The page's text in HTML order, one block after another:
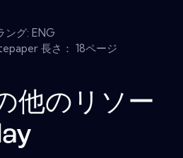
ング: ENG
長さ： 18ページ
他のリソー